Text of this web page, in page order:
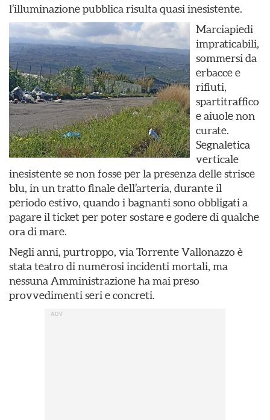
l’illuminazione pubblica risulta quasi inesistente.
Marciapiedi
impraticabili,
sommersi da
erbacce e
rifiuti,
spartitraffico
e aiuole non
curate.
Segnaletica
verticale
inesistente se non fosse per la presenza delle strisce
blu, in un tratto finale dell’arteria, durante il
periodo estivo, quando i bagnanti sono obbligati a
pagare il ticket per poter sostare e godere di qualche
ora di mare.
Negli anni, purtroppo, via Torrente Vallonazzo è
stata teatro di numerosi incidenti mortali, ma
nessuna Amministrazione ha mai preso
provvedimenti seri e concreti.